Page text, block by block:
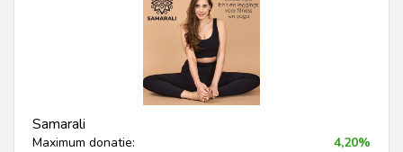
Samarali
Maximum donatie: 4,20%